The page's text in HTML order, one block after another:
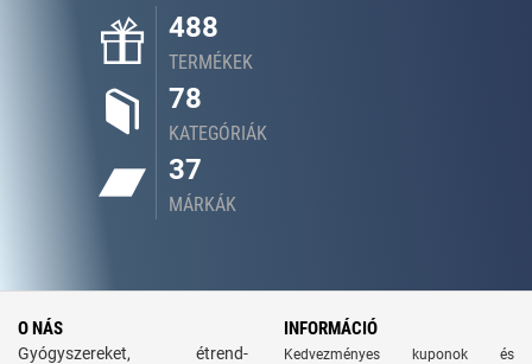
488
TERMÉKEK
78
KATEGÓRIÁK
37
MÁRKÁK
O NÁS
Gyógyszereket, étrend-
INFORMÁCIÓ
Kedvezményes kuponok és